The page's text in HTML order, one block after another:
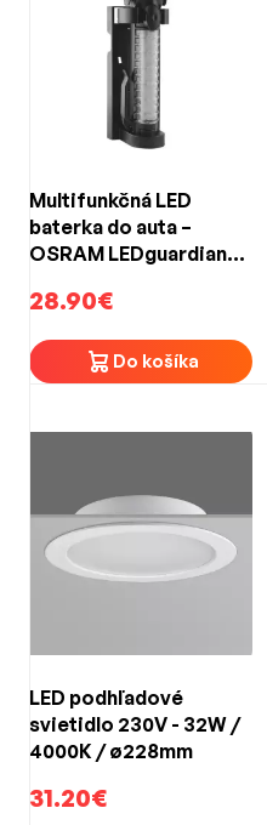
Multifunkčná LED
baterka do auta –
OSRAM LEDguardian
28.90€
Do košíka
LED podhľadové
svietidlo 230V - 32W /
4000K / ø228mm
31.20€